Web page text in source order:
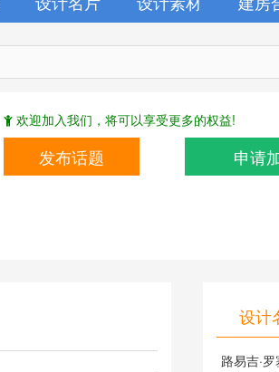
欢迎加入我们，将可以享受更多的权益!
发布话题 申请
设计
路易吉·